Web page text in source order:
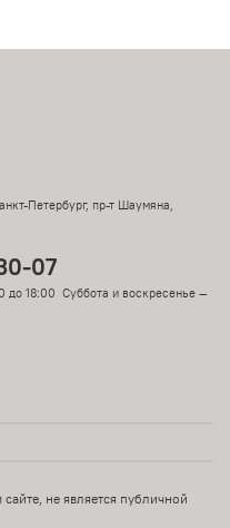
Петербург, пр-т Шаумяна,
07
до 18:00 Суббота и воскресенье —
не является публичной